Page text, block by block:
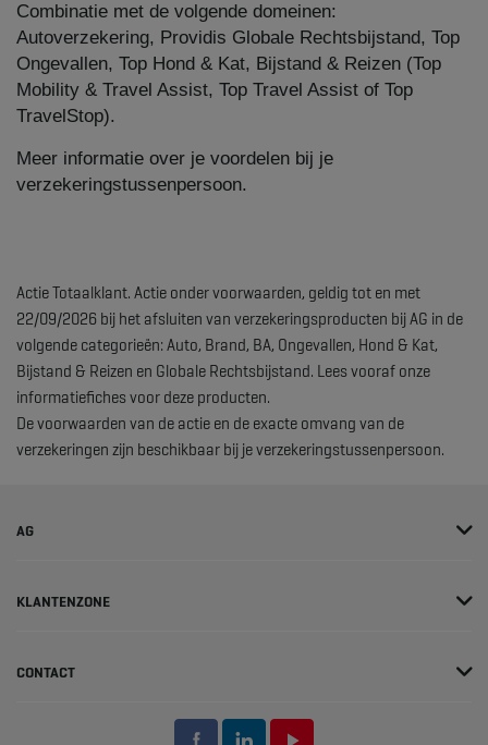
Combinatie met de volgende domeinen:
Autoverzekering, Providis Globale Rechtsbijstand, Top
Ongevallen, Top Hond & Kat, Bijstand & Reizen (Top
Mobility & Travel Assist, Top Travel Assist of Top
TravelStop).
Meer informatie over je voordelen bij je
verzekeringstussenpersoon.
Actie Totaalklant. Actie onder voorwaarden, geldig tot en met
22/09/2026 bij het afsluiten van verzekeringsproducten bij AG in de
volgende categorieën: Auto, Brand, BA, Ongevallen, Hond & Kat,
Bijstand & Reizen en Globale Rechtsbijstand. Lees vooraf onze
informatiefiches voor deze producten.
De voorwaarden van de actie en de exacte omvang van de
verzekeringen zijn beschikbaar bij je verzekeringstussenpersoon.
AG
KLANTENZONE
CONTACT